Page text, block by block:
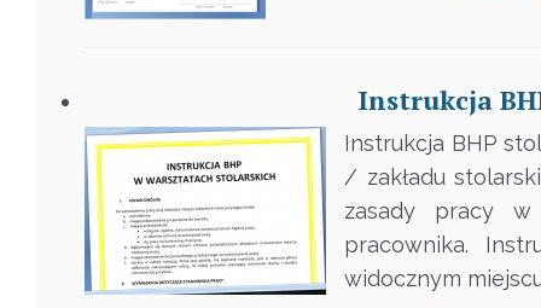
Instrukcja
Instrukcja BHP
/ zakładu
zasady pracy w
pracownika.
widocznym